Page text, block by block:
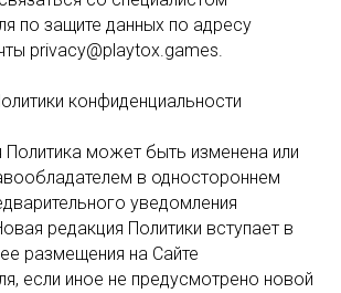
по защите данных по адресу
privacy@playtox.games.
конфиденциальности
может быть изменена или
в одностороннем
уведомления
редакция Политики вступает в
размещения на Сайте
если иное не предусмотрено новой